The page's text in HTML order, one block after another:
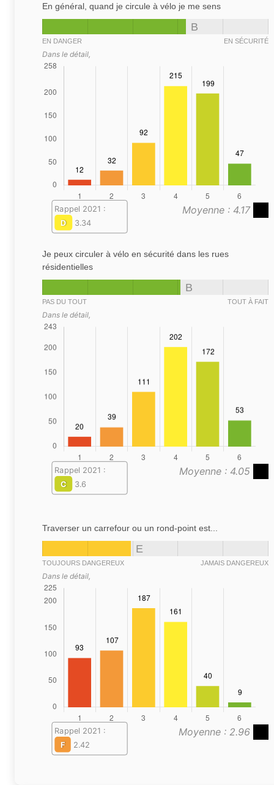
En général, quand je circule à vélo je me sens
B
EN DANGER EN SÉCURITÉ
Dans le détail,
Moyenne : 4.17
Rappel 2021 :
D
3.34
Je peux circuler à vélo en sécurité dans les rues
résidentielles
B
PAS DU TOUT TOUT À FAIT
Dans le détail,
Moyenne : 4.05
Rappel 2021 :
C
3.6
Traverser un carrefour ou un rond-point est...
E
TOUJOURS DANGEREUX JAMAIS DANGEREUX
Dans le détail,
Moyenne : 2.96
Rappel 2021 :
F
2.42